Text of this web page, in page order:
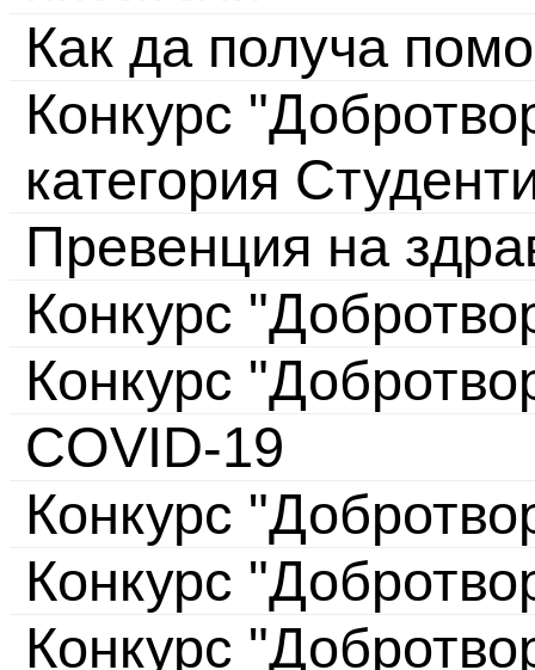
Как да получа
Конкурс
категория
Превенция на
Конкурс
Конкурс
COVID-19
Конкурс
Конкурс
Конкурс